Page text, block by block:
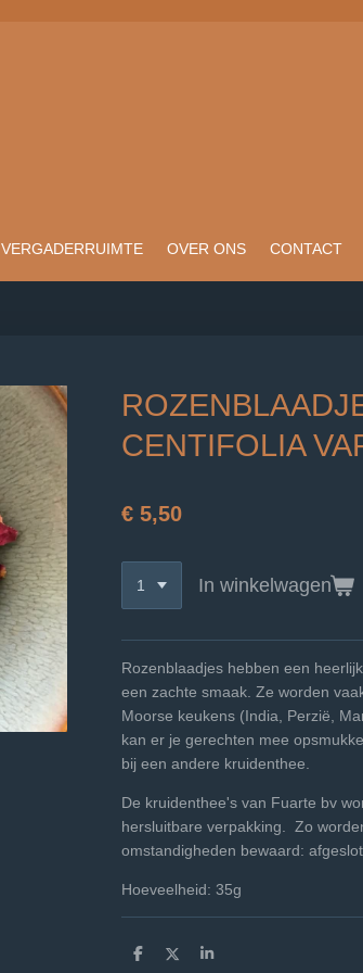
VERGADERRUIMTE OVER ONS CONTACT
CENTIFOLIA
€ 5,50
In winkelwagen
Rozenblaadjes hebben een
een zachte smaak. Ze worden
Moorse keukens (India, Perzië,
kan er je gerechten mee
bij een andere kruidenthee.
De kruidenthee's van Fuarte bv
hersluitbare verpakking. Zo
omstandigheden bewaard:
Hoeveelheid: 35g
D
D
S